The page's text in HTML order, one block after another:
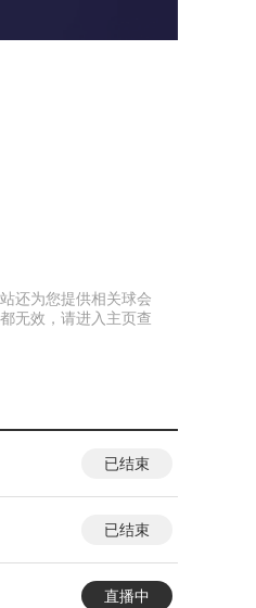
还为您提供相关球会
无效，请进入主页查
已结束
已结束
直播中